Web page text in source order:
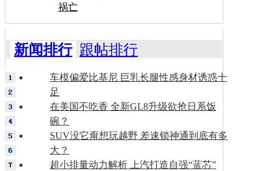
祸亡
新闻排行 跟帖排行
车模偏爱比基尼 巨乳长腿性感身材诱惑十
足
在美国不吃香 全新GL8升级欲抢日系饭
碗？
SUV没它甭想玩越野 差速锁神通到底有多
大？
超小排量动力解析 上汽打造自强“蓝芯”